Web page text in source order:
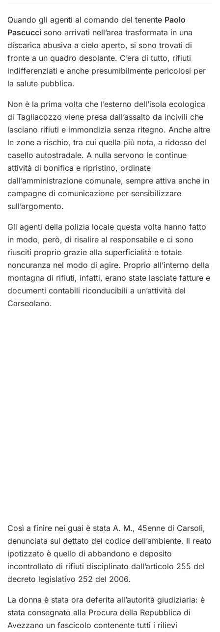
Quando gli agenti al comando del tenente Paolo
Pascucci sono arrivati nell’area trasformata in una
discarica abusiva a cielo aperto, si sono trovati di
fronte a un quadro desolante. C’era di tutto, rifiuti
indifferenziati e anche presumibilmente pericolosi per
la salute pubblica.
Non è la prima volta che l’esterno dell’isola ecologica
di Tagliacozzo viene presa dall’assalto da incivili che
lasciano rifiuti e immondizia senza ritegno. Anche altre
le zone a rischio, tra cui quella più nota, a ridosso del
casello autostradale. A nulla servono le continue
attività di bonifica e ripristino, ordinate
dall’amministrazione comunale, sempre attiva anche in
campagne di comunicazione per sensibilizzare
sull’argomento.
Gli agenti della polizia locale questa volta hanno fatto
in modo, però, di risalire al responsabile e ci sono
riusciti proprio grazie alla superficialità e totale
noncuranza nel modo di agire. Proprio all’interno della
montagna di rifiuti, infatti, erano state lasciate fatture e
documenti contabili riconducibili a un’attività del
Carseolano.
Così a finire nei guai è stata A. M., 45enne di Carsoli,
denunciata sul dettato del codice dell’ambiente. Il reato
ipotizzato è quello di abbandono e deposito
incontrollato di rifiuti disciplinato dall’articolo 255 del
decreto legislativo 252 del 2006.
La donna è stata ora deferita all’autorità giudiziaria: è
stata consegnato alla Procura della Repubblica di
Avezzano un fascicolo contenente tutti i rilievi